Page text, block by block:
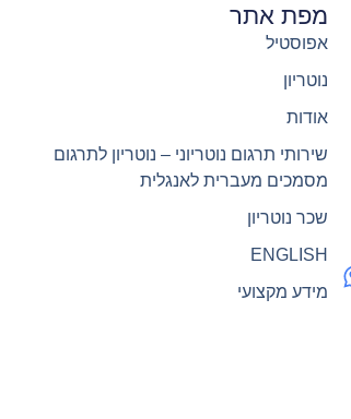
מפת אתר
אפוסטיל
נוטריון
אודות
שירותי תרגום נוטריוני – נוטריון לתרגום
מסמכים מעברית לאנגלית
שכר נוטריון
ENGLISH
מידע מקצועי